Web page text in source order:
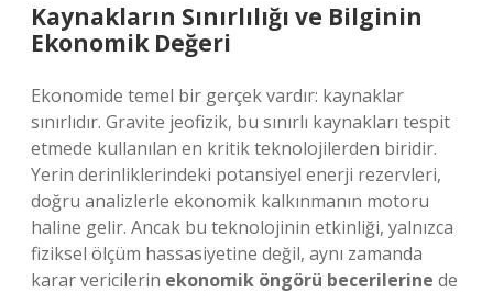
Kaynakların Sınırlılığı ve Bilginin
Ekonomik Değeri
Ekonomide temel bir gerçek vardır: kaynaklar
sınırlıdır. Gravite jeofizik, bu sınırlı kaynakları tespit
etmede kullanılan en kritik teknolojilerden biridir.
Yerin derinliklerindeki potansiyel enerji rezervleri,
doğru analizlerle ekonomik kalkınmanın motoru
haline gelir. Ancak bu teknolojinin etkinliği, yalnızca
fiziksel ölçüm hassasiyetine değil, aynı zamanda
karar vericilerin ekonomik öngörü becerilerine de